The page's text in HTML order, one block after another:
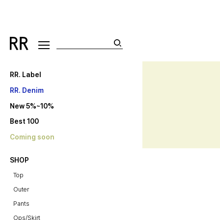
RR. Label
RR. Denim
New 5%~10%
Best 100
Coming soon
SHOP
Top
Outer
Pants
Ops/Skirt